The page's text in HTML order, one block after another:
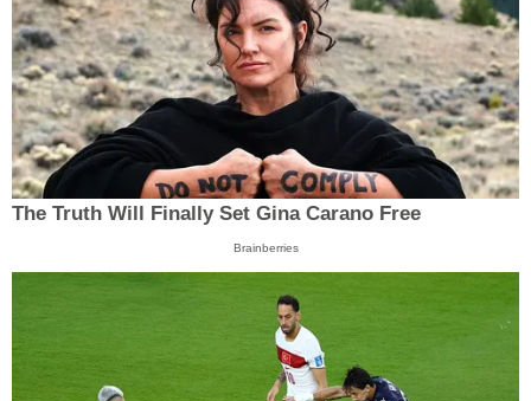
The Truth Will Finally Set Gina Carano Free
Brainberries